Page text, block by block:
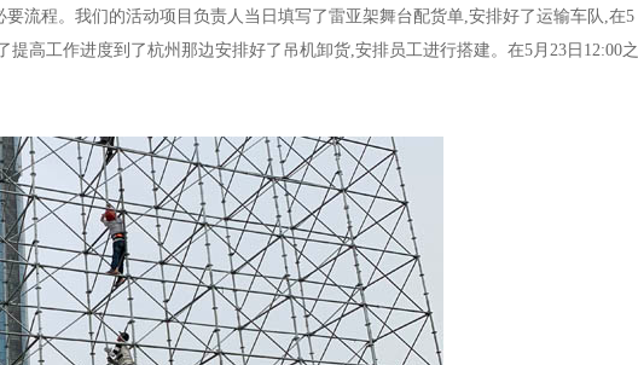
流程。我们的活动项目负责人当日填写了雷亚架舞台配货单,安排好了运输车队,在5
提高工作进度到了杭州那边安排好了吊机卸货,安排员工进行搭建。在5月23日12:00之